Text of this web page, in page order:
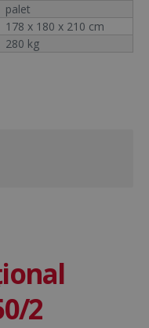
palet
178 x 180 x 210 cm
280 kg
2